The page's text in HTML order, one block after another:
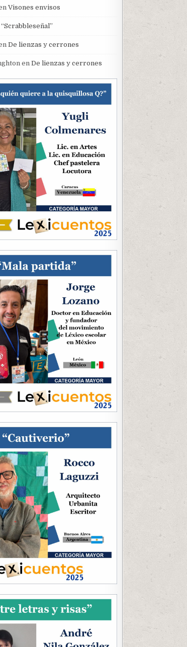
Visones envisos
“Scrabbleseñal”
De lienzas y cerrones
enDe lienzas y cerrones